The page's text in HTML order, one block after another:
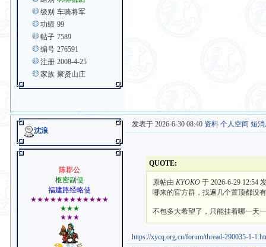
级别 车骑将军
功绩 99
帖子 7589
编号 276591
注册 2008-4-25
家族 聚贤山庄
沈浪
陈郡公
枢密副使
福建路经略使
★★★★★★★★★★★★
★★★
★★★
发表于 2026-6-30 08:40 资料 个人空间 短
QUOTE:
原帖由KYOKO 于 2026-6-29 12:54
哪来的官方群，找遍几个置顶都没
不包多大希望了，只能挂着哪一天
https://xycq.org.cn/forum/thread-290035-1-